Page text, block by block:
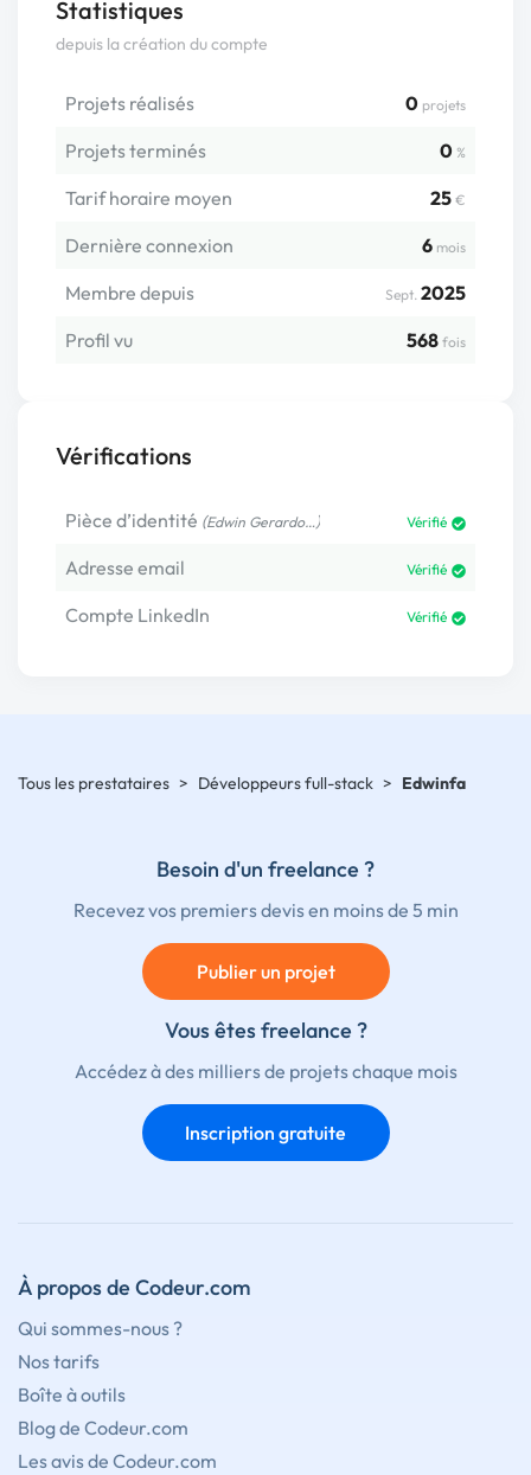
Statistiques
depuis la création du compte
Projets réalisés 0 projets
Projets terminés 0 %
Tarif horaire moyen 25 €
Dernière connexion 6 mois
Membre depuis Sept. 2025
Profil vu
568 fois
Vérifications
Pièce d’identité (Edwin Gerardo…) Vérifié
Adresse email Vérifié
Compte LinkedIn Vérifié
Tous les prestataires > Développeurs full-stack > Edwinfa
Besoin d'un freelance ?
Recevez vos premiers devis en moins de 5 min
Publier un projet
Vous êtes freelance ?
Accédez à des milliers de projets chaque mois
Inscription gratuite
À propos de Codeur.com
Qui sommes-nous ?
Nos tarifs
Boîte à outils
Blog de Codeur.com
Les avis de Codeur.com